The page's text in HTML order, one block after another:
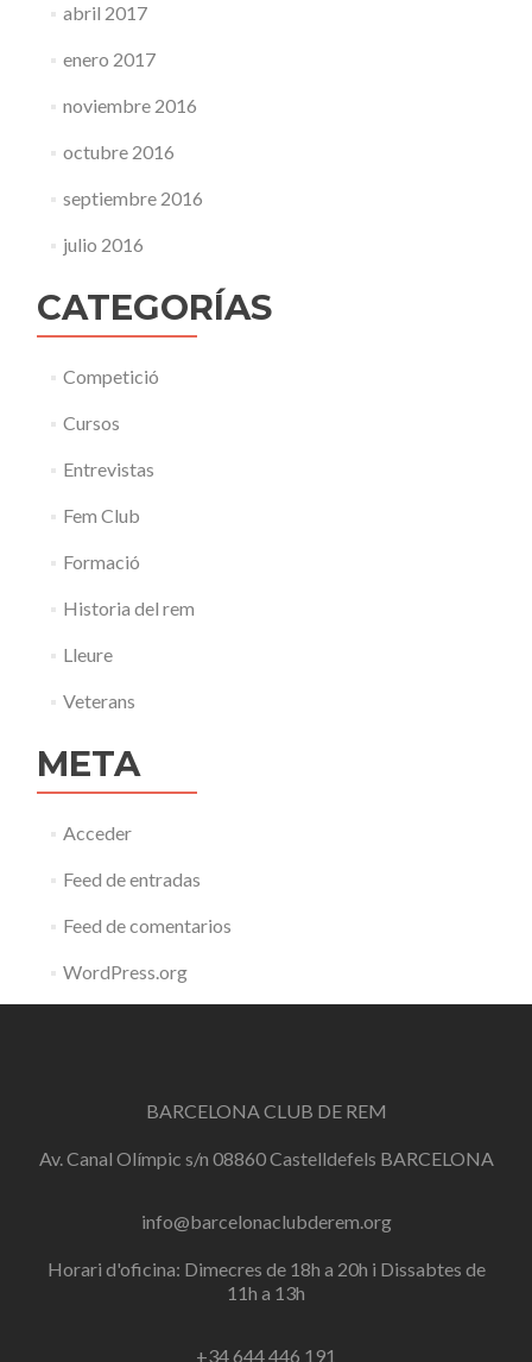
abril 2017
enero 2017
noviembre 2016
octubre 2016
septiembre 2016
julio 2016
CATEGORÍAS
Competició
Cursos
Entrevistas
Fem Club
Formació
Historia del rem
Lleure
Veterans
META
Acceder
Feed de entradas
Feed de comentarios
WordPress.org
BARCELONA CLUB DE REM
Av. Canal Olímpic s/n 08860 Castelldefels BARCELONA
info@barcelonaclubderem.org
Horari d'oficina: Dimecres de 18h a 20h i Dissabtes de
11h a 13h
+34 644 446 191